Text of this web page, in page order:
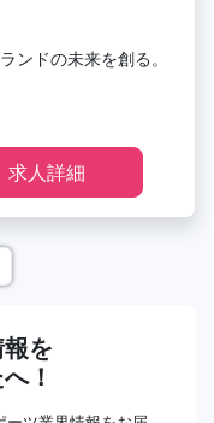
ンドの未来を創る。
求人詳細
を
！